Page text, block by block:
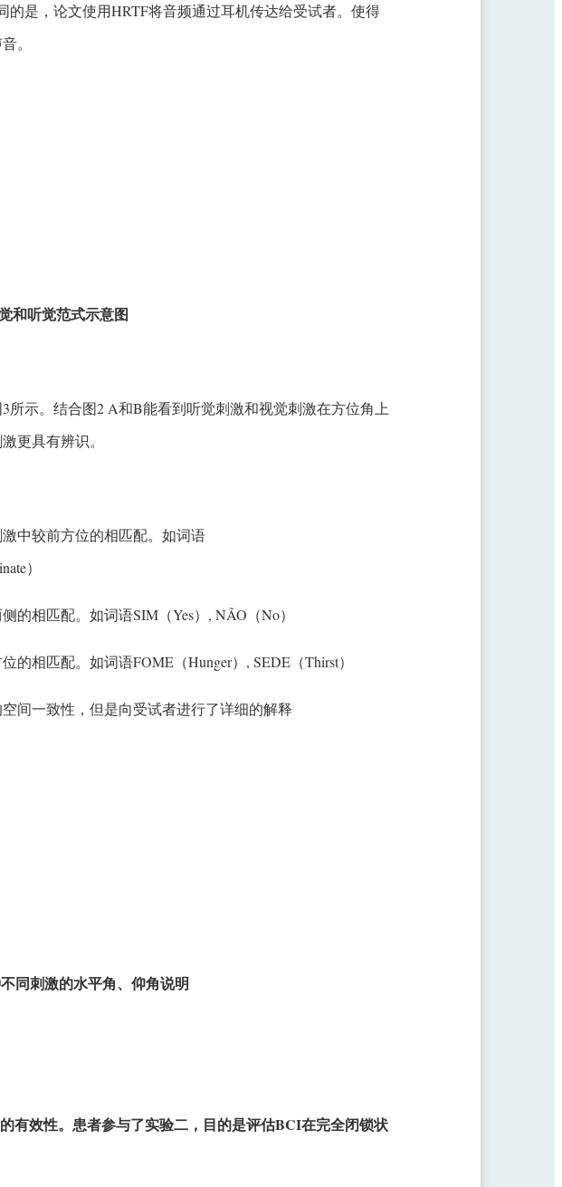
是，论文使用HRTF将音频通过耳机传达给受试者。使得
。
和听觉范式示意图
示。结合图2 A和B能看到听觉刺激和视觉刺激在方位角上
更具有辨识。
中较前方位的相匹配。如词语
）
相匹配。如词语SIM（Yes）, NÃO（No）
相匹配。如词语FOME（Hunger）, SEDE（Thirst）
间一致性，但是向受试者进行了详细的解释
同刺激的水平角、仰角说明
有效性。患者参与了实验二，目的是评估BCI在完全闭锁状